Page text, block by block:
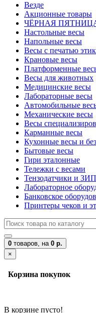
Везде
Акционные товары
ЧЁРНАЯ
Настольные весы
Напольные весы
Весы с печатью
Крановые весы
Платформенные
Весы для животных
Медицинские весы
Лабораторные весы
Автомобильные
Механические весы
Весы
Карманные весы
Кухонные весы и
Бытовые весы
Гири эталонные
Тележки с весами
Тензодатчики и ЗИП
Лабораторное
Банковское
Принтеры чеков и
0 товаров, на 0 р.
×
Корзина покупок
В корзине пусто!